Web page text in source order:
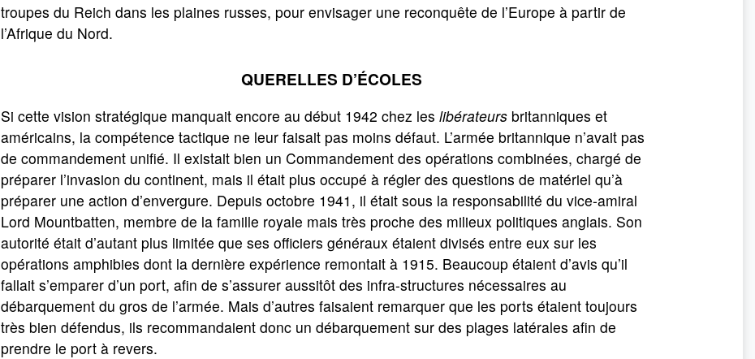
troupes du Reich dans les plaines russes, pour envisager une reconquête de l’Europe à partir de
l’Afrique du Nord.
QUERELLES D’ÉCOLES
Si cette vision stratégique manquait encore au début 1942 chez les libérateurs britanniques et
américains, la compétence tactique ne leur faisait pas moins défaut. L’armée britannique n’avait pas
de commandement unifié. Il existait bien un Commandement des opérations combinées, chargé de
préparer l’invasion du continent, mais il était plus occupé à régler des questions de matériel qu’à
préparer une action d’envergure. Depuis octobre 1941, il était sous la responsabilité du vice-amiral
Lord Mountbatten, membre de la famille royale mais très proche des milieux politiques anglais. Son
autorité était d’autant plus limitée que ses officiers généraux étaient divisés entre eux sur les
opérations amphibies dont la dernière expérience remontait à 1915. Beaucoup étaient d’avis qu’il
fallait s’emparer d’un port, afin de s’assurer aussitôt des infra-structures nécessaires au
débarquement du gros de l’armée. Mais d’autres faisaient remarquer que les ports étaient toujours
très bien défendus, ils recommandaient donc un débarquement sur des plages latérales afin de
prendre le port à revers.